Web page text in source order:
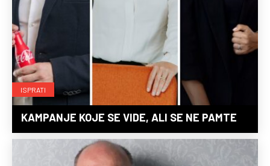
ISPRATI
KAMPANJE KOJE SE VIDE, ALI SE NE PAMTE